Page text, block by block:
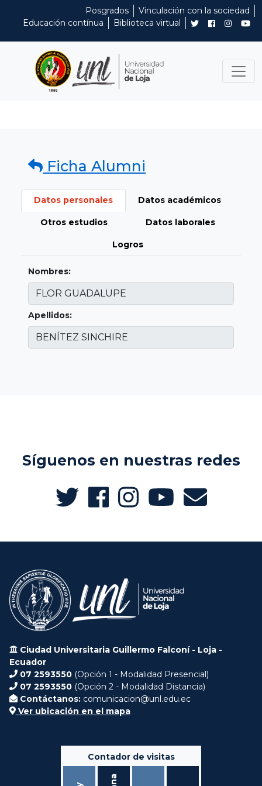
Posgrados
Vinculación con la sociedad
Educación contínua
Biblioteca virtual
Ficha Alumni
Datos personales Datos académicos
Otros estudios Datos laborales
Logros
Nombres:
Apellidos:
Síguenos en nuestras redes
Ciudad Universitaria Guillermo Falconí - Loja -
Ecuador
07 2593550 (Opción 1 - Modalidad Presencial)
07 2593550 (Opción 2 - Modalidad Distancia)
Contáctanos: comunicacion@unl.edu.ec
Ver ubicación en el mapa
Contador de visitas